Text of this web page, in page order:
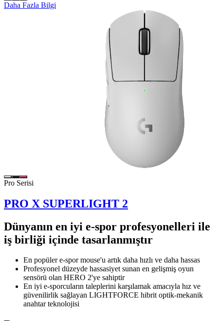
Daha Fazla Bilgi
Pro Serisi
PRO X SUPERLIGHT 2
Dünyanın en iyi e-spor profesyonelleri ile
iş birliği içinde tasarlanmıştır
En popüler e-spor mouse'u artık daha hızlı ve daha hassas
Profesyonel düzeyde hassasiyet sunan en gelişmiş oyun
sensörü olan HERO 2'ye sahiptir
En iyi e-sporcuların taleplerini karşılamak amacıyla hız ve
güvenilirlik sağlayan LIGHTFORCE hibrit optik-mekanik
anahtar teknolojisi